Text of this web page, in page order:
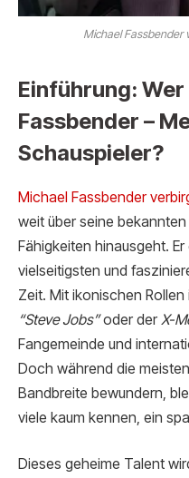
Michael Fassbender
Einführung:
Fassbender –
Schauspieler?
Michael Fassbender
weit über seine
Fähigkeiten hinausgeht.
vielseitigsten und
Zeit. Mit ikonischen Rollen
“Steve Jobs”oder der X-
Fangemeinde und
Doch während die
Bandbreite bewundern,
viele kaum kennen, ein
Dieses geheime Talent